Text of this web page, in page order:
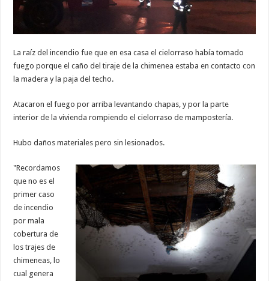
La raíz del incendio fue que en esa casa el cielorraso había tomado
fuego porque el caño del tiraje de la chimenea estaba en contacto con
la madera y la paja del techo.
Atacaron el fuego por arriba levantando chapas, y por la parte
interior de la vivienda rompiendo el cielorraso de mampostería.
Hubo daños materiales pero sin lesionados.
"Recordamos
que no es el
primer caso
de incendio
por mala
cobertura de
los trajes de
chimeneas, lo
cual genera